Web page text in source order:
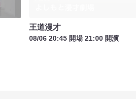
王道漫才
08/06 20:45 開場 21:00 開演